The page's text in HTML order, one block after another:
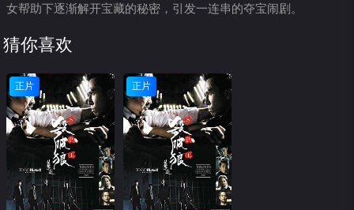
女帮助下逐渐解开宝藏的秘密，引发一连串的夺宝闹剧。
猜你喜欢
正片 正片